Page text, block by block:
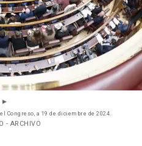
a 19 de diciembre de 2024.
- ARCHIVO